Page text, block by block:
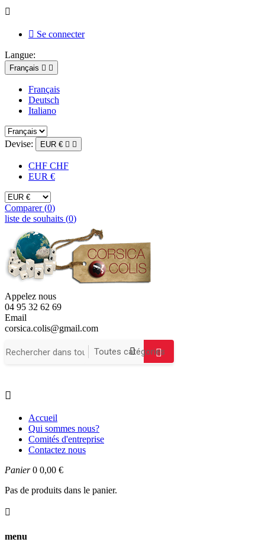

 Se connecter
Langue:
Français  
Français
Deutsch
Italiano
Devise: EUR €  
CHF CHF
EUR €
Comparer (0)
liste de souhaits (0)
Appelez nous
04 95 32 62 69
Email
corsica.colis@gmail.com

Accueil
Qui sommes nous?
Comités d'entreprise
Contactez nous
Panier 0 0,00 €
Pas de produits dans le panier.

menu